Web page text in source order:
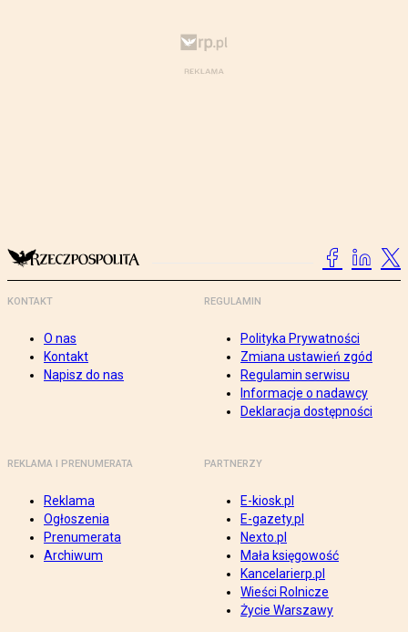
KONTAKT
O nas
Kontakt
Napisz do nas
REGULAMIN
Polityka Prywatności
Zmiana ustawień zgód
Regulamin serwisu
Informacje o nadawcy
Deklaracja dostępności
REKLAMA I PRENUMERATA
Reklama
Ogłoszenia
Prenumerata
Archiwum
PARTNERZY
E-kiosk.pl
E-gazety.pl
Nexto.pl
Mała księgowość
Kancelarierp.pl
Wieści Rolnicze
Życie Warszawy